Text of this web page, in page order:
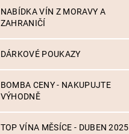
NABÍDKA VÍN Z MORAVY A
ZAHRANIČÍ
DÁRKOVÉ POUKAZY
BOMBA CENY - NAKUPUJTE
VÝHODNĚ
TOP VÍNA MĚSÍCE - DUBEN 2025